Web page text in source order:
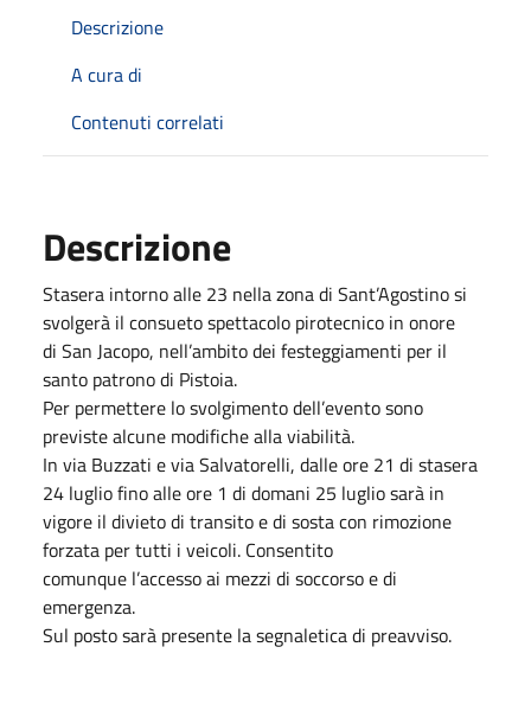
Descrizione
A cura di
Contenuti correlati
Descrizione
Stasera intorno alle 23 nella zona di Sant’Agostino si
svolgerà il consueto spettacolo pirotecnico in onore
di San Jacopo, nell’ambito dei festeggiamenti per il
santo patrono di Pistoia.
Per permettere lo svolgimento dell’evento sono
previste alcune modifiche alla viabilità.
In via Buzzati e via Salvatorelli, dalle ore 21 di stasera
24 luglio fino alle ore 1 di domani 25 luglio sarà in
vigore il divieto di transito e di sosta con rimozione
forzata per tutti i veicoli. Consentito
comunque l’accesso ai mezzi di soccorso e di
emergenza.
Sul posto sarà presente la segnaletica di preavviso.